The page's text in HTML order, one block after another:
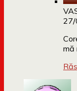
mă